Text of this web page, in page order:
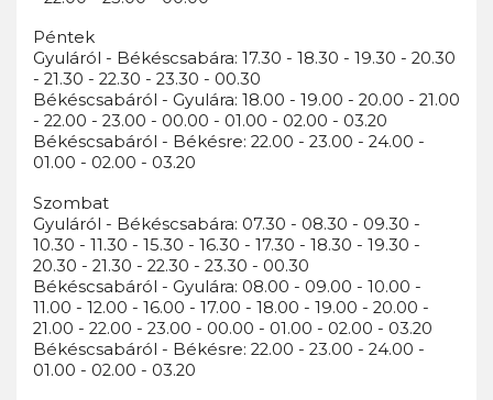
Péntek
Gyuláról - Békéscsabára: 17.30 - 18.30 - 19.30 - 20.30
- 21.30 - 22.30 - 23.30 - 00.30
Békéscsabáról - Gyulára: 18.00 - 19.00 - 20.00 - 21.00
- 22.00 - 23.00 - 00.00 - 01.00 - 02.00 - 03.20
Békéscsabáról - Békésre: 22.00 - 23.00 - 24.00 -
01.00 - 02.00 - 03.20
Szombat
Gyuláról - Békéscsabára: 07.30 - 08.30 - 09.30 -
10.30 - 11.30 - 15.30 - 16.30 - 17.30 - 18.30 - 19.30 -
20.30 - 21.30 - 22.30 - 23.30 - 00.30
Békéscsabáról - Gyulára: 08.00 - 09.00 - 10.00 -
11.00 - 12.00 - 16.00 - 17.00 - 18.00 - 19.00 - 20.00 -
21.00 - 22.00 - 23.00 - 00.00 - 01.00 - 02.00 - 03.20
Békéscsabáról - Békésre: 22.00 - 23.00 - 24.00 -
01.00 - 02.00 - 03.20